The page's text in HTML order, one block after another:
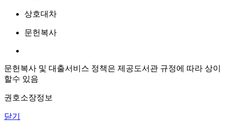
상호대차
문헌복사
문헌복사 및 대출서비스 정책은 제공도서관 규정에 따라 상이
할수 있음
권호소장정보
닫기